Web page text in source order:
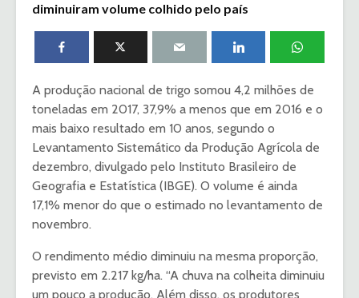
diminuiram volume colhido pelo país
A produção nacional de trigo somou 4,2 milhões de
toneladas em 2017, 37,9% a menos que em 2016 e o
mais baixo resultado em 10 anos, segundo o
Levantamento Sistemático da Produção Agrícola de
dezembro, divulgado pelo Instituto Brasileiro de
Geografia e Estatística (IBGE). O volume é ainda
17,1% menor do que o estimado no levantamento de
novembro.
O rendimento médio diminuiu na mesma proporção,
previsto em 2.217 kg/ha. “A chuva na colheita diminuiu
um pouco a produção. Além disso, os produtores